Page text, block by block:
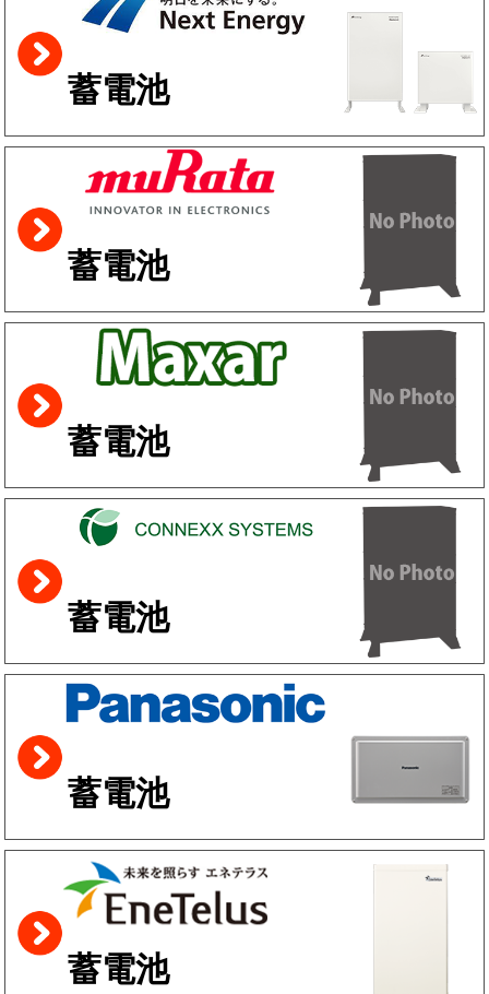
蓄電池
蓄電池
蓄電池
蓄電池
蓄電池
蓄電池